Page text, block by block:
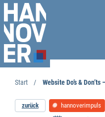
Start Website Do’s &
zurück hannoverimpuls